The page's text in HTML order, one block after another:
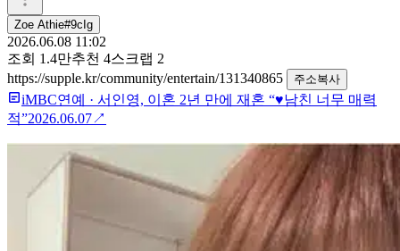
Zoe Athie#9cIg
2026.06.08 11:02
조회 1.4만추천 4스크랩 2
https://supple.kr/community/entertain/131340865
주소복사
iMBC연예 · 서인영, 이혼 2년 만에 재혼 “♥남친 너무 매력
적”2026.06.07↗